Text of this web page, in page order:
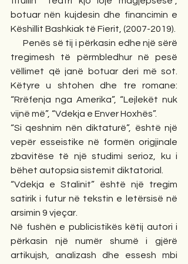
botuar nën kujdesin dhe financimin e
Këshillit Bashkiak të Fierit, (2007-2019).
      Penës së tij i përkasin edhe një sërë
tregimesh të përmbledhur në pesë
vëllimet që janë botuar deri më sot.
Këtyre u shtohen dhe tre romane:
“Rrëfenja nga Amerika”, “Lejlekët nuk
vijnë më”, “Vdekja e Enver Hoxhës”.
“Si qeshnim nën diktaturë”, është një
vepër esseistike në formën origjinale
zbavitëse të një studimi serioz, ku i
bëhet autopsia sistemit diktatorial.
“Vdekja e Stalinit” është një tregim
satirik i futur në tekstin e letërsisë në
arsimin 9 vjeçar.
Në fushën e publicistikës këtij autori i
përkasin një numër shumë i gjërë
artikujsh, analizash dhe essesh mbi